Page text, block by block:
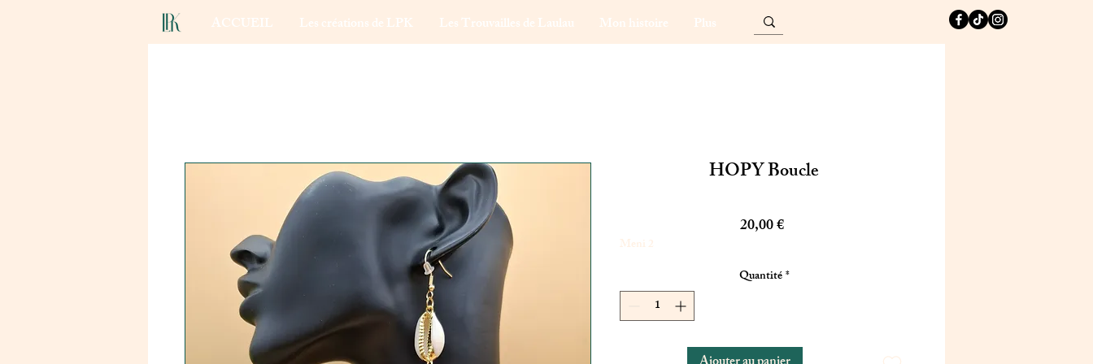
ACCUEIL Les créations de LPK Les Trouvailles de Laulau Mon histoire Plus
HOPY Boucle
20,00 €Prix
Meni 2
Quantité*